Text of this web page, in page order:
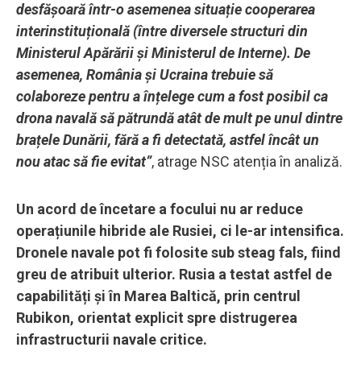
desfășoară într-o asemenea situație cooperarea
interinstituțională (între diversele structuri din
Ministerul Apărării și Ministerul de Interne). De
asemenea, România și Ucraina trebuie să
colaboreze pentru a înțelege cum a fost posibil ca
drona navală să pătrundă atât de mult pe unul dintre
brațele Dunării, fără a fi detectată, astfel încât un
nou atac să fie evitat”, atrage NSC atenția în analiză.
Un acord de încetare a focului nu ar reduce
operațiunile hibride ale Rusiei, ci le-ar intensifica.
Dronele navale pot fi folosite sub steag fals, fiind
greu de atribuit ulterior. Rusia a testat astfel de
capabilități și în Marea Baltică, prin centrul
Rubikon, orientat explicit spre distrugerea
infrastructurii navale critice.